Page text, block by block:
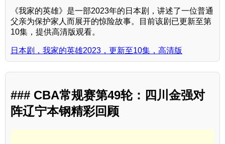
《我家的英雄》是一部2023年的日本剧，讲述了一位普通
父亲为保护家人而展开的惊险故事。目前该剧已更新至第
10集，提供高清版观看。
日本剧，我家的英雄2023，更新至10集，高清版
### CBA常规赛第49轮：四川金强对
阵辽宁本钢精彩回顾